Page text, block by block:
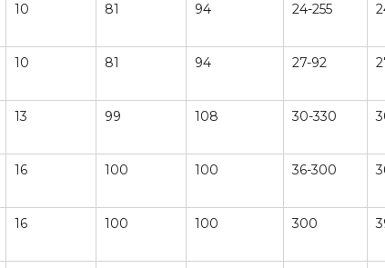
10 81 94 24-255
10 81 94 27-92
13 99 108 30-330
16 100 100 36-300
16 100 100 300